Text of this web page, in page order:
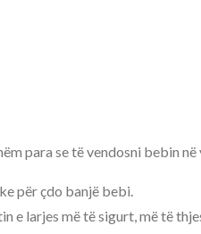
para se të vendosni bebin në
për çdo banjë bebi.
larjes më të sigurt, më të